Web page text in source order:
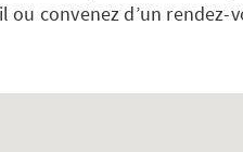
ou convenez d’un rendez-